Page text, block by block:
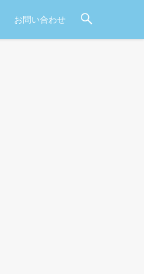
お問い合わせ